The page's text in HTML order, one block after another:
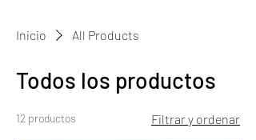
Inicio All Products
Todos los productos
12 productos Filtrar y ordenar